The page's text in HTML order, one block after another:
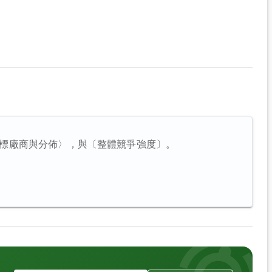
商與分佈〉，與〔整體競爭強度〕。